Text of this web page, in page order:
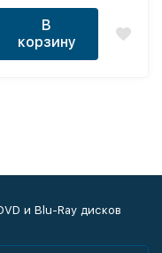
В
корзину
и Blu-Ray дисков